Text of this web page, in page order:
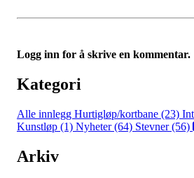
Logg inn for å skrive en kommentar.
Kategori
Alle innlegg Hurtigløp/kortbane (23)
Kunstløp (1) Nyheter (64) Stevner (56)
Arkiv